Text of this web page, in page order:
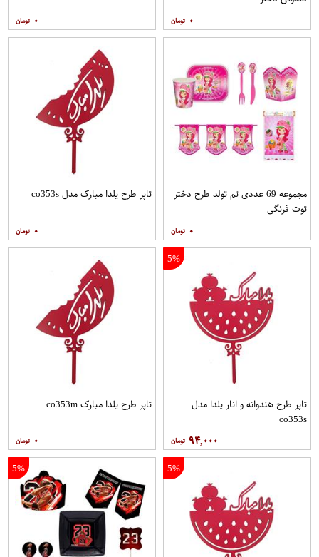
۰ ۰
مجموعه 69 عددی تم تولد طرح دختر
توت فرنگی
۰
تاپر طرح یلدا مبارک مدل co353s
۰
5%
تاپر طرح هندوانه و انار یلدا مدل
co353s
۹۴,۰۰۰
تاپر طرح یلدا مبارک co353m
۰
5%
5%